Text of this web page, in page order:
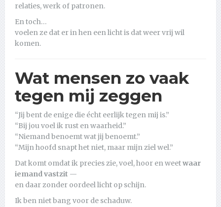
relaties, werk of patronen.
En toch…
voelen ze dat er in hen een licht is dat weer vrij wil
komen.
Wat mensen zo vaak
tegen mij zeggen
“Jij bent de enige die écht eerlijk tegen mij is.”
“Bij jou voel ik rust en waarheid.”
“Niemand benoemt wat jij benoemt.”
“Mijn hoofd snapt het niet, maar mijn ziel wel.”
Dat komt omdat ik precies zie, voel, hoor en weetwaar
iemand vastzit —
en daar zonder oordeel licht op schijn.
Ik ben niet bang voor de schaduw.